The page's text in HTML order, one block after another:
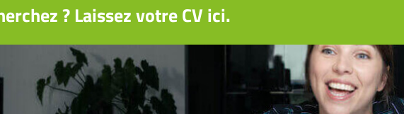
? Laissez votre CV ici.